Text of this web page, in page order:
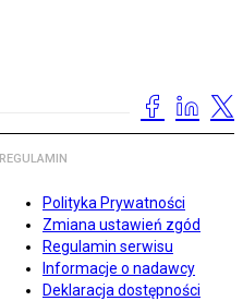
REGULAMIN
Polityka Prywatności
Zmiana ustawień zgód
Regulamin serwisu
Informacje o nadawcy
Deklaracja dostępności